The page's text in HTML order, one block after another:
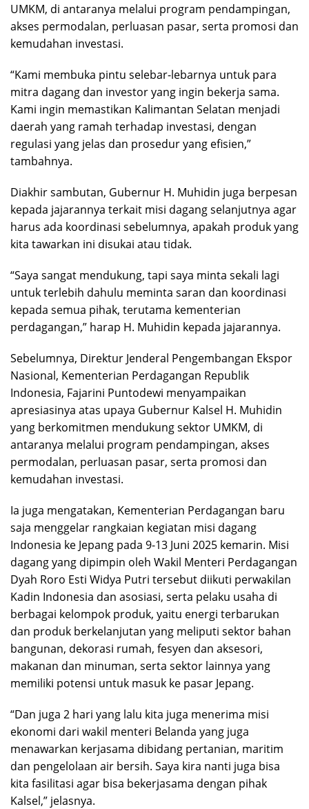
UMKM, di antaranya melalui program pendampingan,
akses permodalan, perluasan pasar, serta promosi dan
kemudahan investasi.
“Kami membuka pintu selebar-lebarnya untuk para
mitra dagang dan investor yang ingin bekerja sama.
Kami ingin memastikan Kalimantan Selatan menjadi
daerah yang ramah terhadap investasi, dengan
regulasi yang jelas dan prosedur yang efisien,”
tambahnya.
Diakhir sambutan, Gubernur H. Muhidin juga berpesan
kepada jajarannya terkait misi dagang selanjutnya agar
harus ada koordinasi sebelumnya, apakah produk yang
kita tawarkan ini disukai atau tidak.
“Saya sangat mendukung, tapi saya minta sekali lagi
untuk terlebih dahulu meminta saran dan koordinasi
kepada semua pihak, terutama kementerian
perdagangan,” harap H. Muhidin kepada jajarannya.
Sebelumnya, Direktur Jenderal Pengembangan Ekspor
Nasional, Kementerian Perdagangan Republik
Indonesia, Fajarini Puntodewi menyampaikan
apresiasinya atas upaya Gubernur Kalsel H. Muhidin
yang berkomitmen mendukung sektor UMKM, di
antaranya melalui program pendampingan, akses
permodalan, perluasan pasar, serta promosi dan
kemudahan investasi.
Ia juga mengatakan, Kementerian Perdagangan baru
saja menggelar rangkaian kegiatan misi dagang
Indonesia ke Jepang pada 9-13 Juni 2025 kemarin. Misi
dagang yang dipimpin oleh Wakil Menteri Perdagangan
Dyah Roro Esti Widya Putri tersebut diikuti perwakilan
Kadin Indonesia dan asosiasi, serta pelaku usaha di
berbagai kelompok produk, yaitu energi terbarukan
dan produk berkelanjutan yang meliputi sektor bahan
bangunan, dekorasi rumah, fesyen dan aksesori,
makanan dan minuman, serta sektor lainnya yang
memiliki potensi untuk masuk ke pasar Jepang.
“Dan juga 2 hari yang lalu kita juga menerima misi
ekonomi dari wakil menteri Belanda yang juga
menawarkan kerjasama dibidang pertanian, maritim
dan pengelolaan air bersih. Saya kira nanti juga bisa
kita fasilitasi agar bisa bekerjasama dengan pihak
Kalsel,” jelasnya.